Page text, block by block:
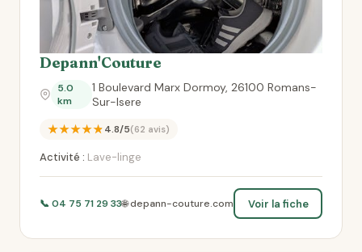
Depann'Couture
5.0
km
1 Boulevard Marx Dormoy, 26100 Romans-
Sur-Isere
★★★★★4.8/5(62 avis)
Activité : Lave-linge
📞 04 75 71 29 33🌐 depann-couture.com Voir la fiche